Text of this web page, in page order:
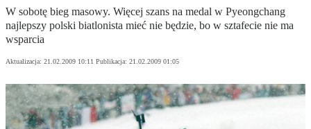
W sobotę bieg masowy. Więcej szans na medal w Pyeongchang
najlepszy polski biatlonista mieć nie będzie, bo w sztafecie nie ma
wsparcia
Aktualizacja: 21.02.2009 10:11 Publikacja: 21.02.2009 01:05